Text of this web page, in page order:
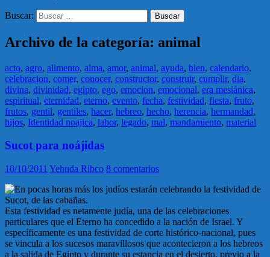
Buscar:
Archivo de la categoría: animal
acto, agro, alimento, alma, amor, animal, ayuda, bien, calendario,
celebracion, comer, conocer, constructor, construir, cumplir, dia,
divina, divinidad, egipto, ego, emocion, emocional, era mesiánica,
espiritual, eternidad, eterno, evento, fecha, festividad, fiesta, fruto,
frutos, gentil, gentiles, hacer, hebreo, hecho, herencia, hermandad,
hijos, Identidad noajica, labor, legado, mal, mandamiento, material
Sucot para noájidas
10/10/2011 Yehuda Ribco 8 comentarios
En pocas horas más los judíos estarán celebrando la festividad de
Sucot, de las cabañas.
Esta festividad es netamente judía, una de las celebraciones
particulares que el Eterno ha concedido a la nación de Israel. Y
específicamente es una festividad de corte histórico-nacional, pues
se vincula a los sucesos maravillosos que acontecieron a los hebreos
a la salida de Egipto y durante su estancia en el desierto, previo a la